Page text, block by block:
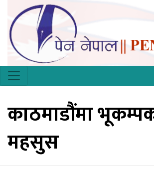
काठमाडौंमा
महसुस